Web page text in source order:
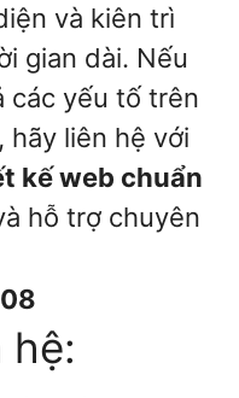
và kiên trì
gian dài. Nếu
các yếu tố trên
hãy liên hệ với
kế web chuẩn
hỗ trợ chuyên
hệ: